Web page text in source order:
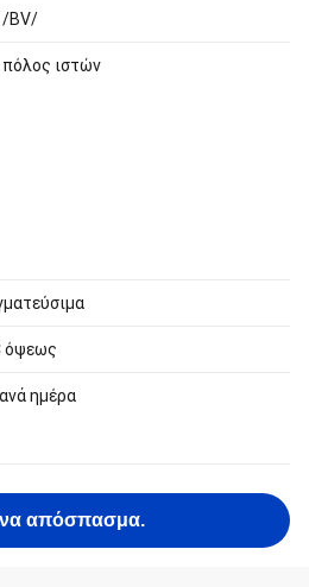
BV/
ιστών
όψεως
ημέρα
απόσπασμα.